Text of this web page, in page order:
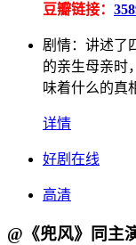
豆瓣链接：
剧情： 讲述了
的亲生母亲时
味着什么的真
详情
好剧在线
高清
@《兜风》同主